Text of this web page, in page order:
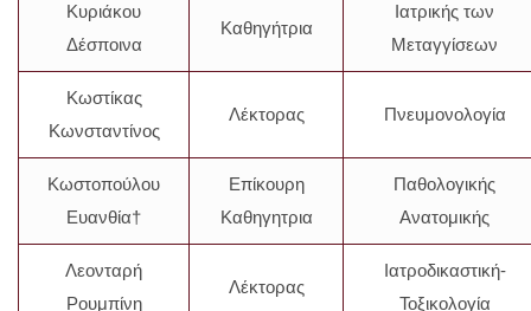
Κυριάκου
Δέσποινα
Καθηγήτρια
Ιατρικής των
Μεταγγίσεων
Κωστίκας
Κωνσταντίνος
Λέκτορας Πνευμονολογία
Κωστοπούλου
Ευανθία†
Επίκουρη
Καθηγητρια
Παθολογικής
Ανατομικής
Λεονταρή
Ρουμπίνη
Λέκτορας
Ιατροδικαστική-
Τοξικολογία